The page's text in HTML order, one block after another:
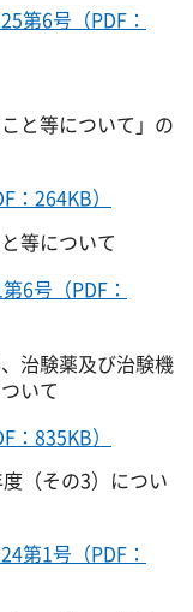
第6号（PDF：
と等について」の
264KB）
等について
6号（PDF：
治験薬及び治験機
いて
835KB）
（その3）につい
第1号（PDF：